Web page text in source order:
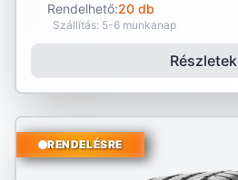
Rendelhető:20 db
Szállítás: 5-6 munkanap
Részletek
RENDELÉSRE